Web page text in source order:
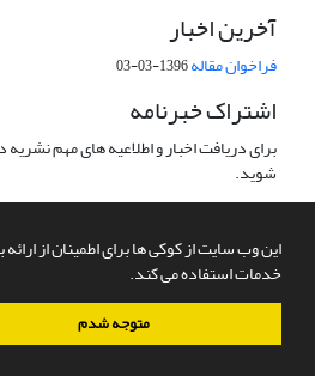
این وب سایت از کوکی ها برای اطمینان از ارائه
خدمات استفاده می کند.
متوجه شدم
آخرین اخبار
فراخوان مقاله1396-03-03
اشتراک خبرنامه
برای دریافت اخبار و اطلاعیه های مهم
شوید.
سامانه مدیریت نشریات علمی.طراحی و